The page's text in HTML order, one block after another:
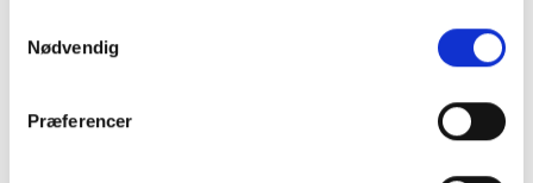
Nødvendig
Præferencer
dag kan gives til eksempelvis børn afgiftsfrit.